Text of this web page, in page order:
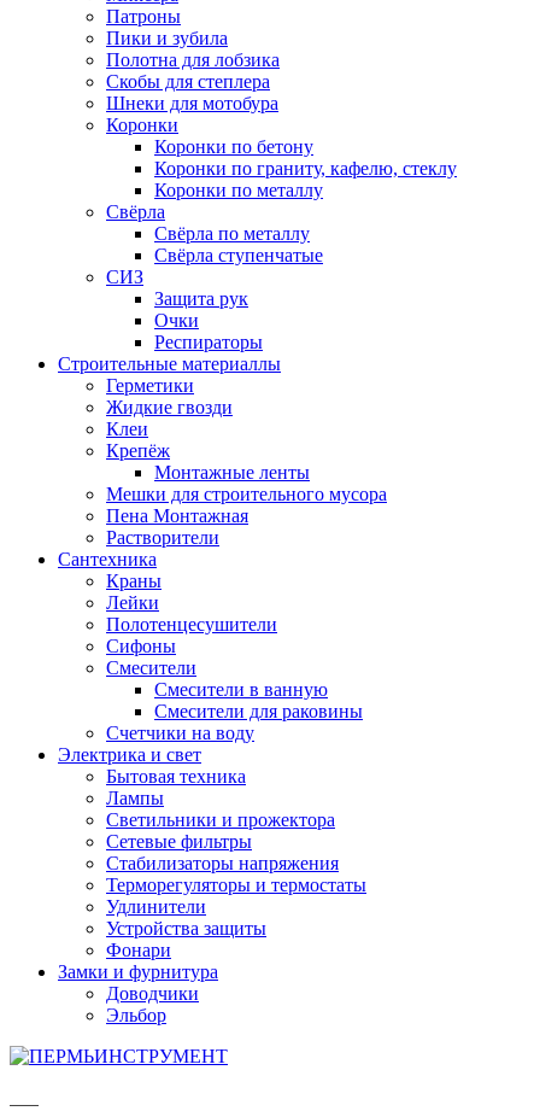
Патроны
Пики и зубила
Полотна для лобзика
Скобы для степлера
Шнеки для мотобура
Коронки
Коронки по бетону
Коронки по граниту, кафелю, стеклу
Коронки по металлу
Свёрла
Свёрла по металлу
Свёрла ступенчатые
СИЗ
Защита рук
Очки
Респираторы
Строительные материаллы
Герметики
Жидкие гвозди
Клеи
Крепёж
Монтажные ленты
Мешки для строительного мусора
Пена Монтажная
Растворители
Сантехника
Краны
Лейки
Полотенцесушители
Сифоны
Смесители
Смесители в ванную
Смесители для раковины
Счетчики на воду
Электрика и свет
Бытовая техника
Лампы
Светильники и прожектора
Сетевые фильтры
Стабилизаторы напряжения
Терморегуляторы и термостаты
Удлинители
Устройства защиты
Фонари
Замки и фурнитура
Доводчики
Эльбор